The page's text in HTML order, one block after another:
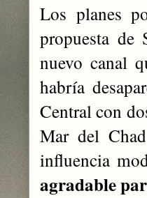
Los planes
propuesta de
nuevo canal
habría
Central con
Mar del
influencia
agradable